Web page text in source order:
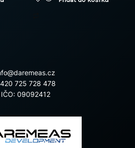
725 728 478
IČO: 09092412